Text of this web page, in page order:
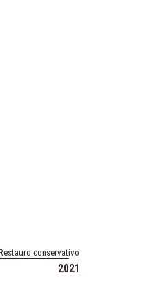
conservativo
2021